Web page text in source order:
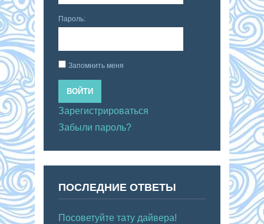
Пароль:
Запомнить меня
ВОЙТИ
Зарегистрироваться
Забыли пароль?
ПОСЛЕДНИЕ ОТВЕТЫ
Посоветуйте тату дайвера!